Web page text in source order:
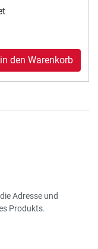
in den Warenkorb
Adresse und
Produkts.